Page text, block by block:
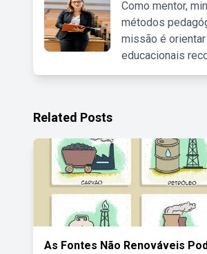
Como mentor,
métodos
missão é
educacionais
Related Posts
As Fontes Não Renováveis